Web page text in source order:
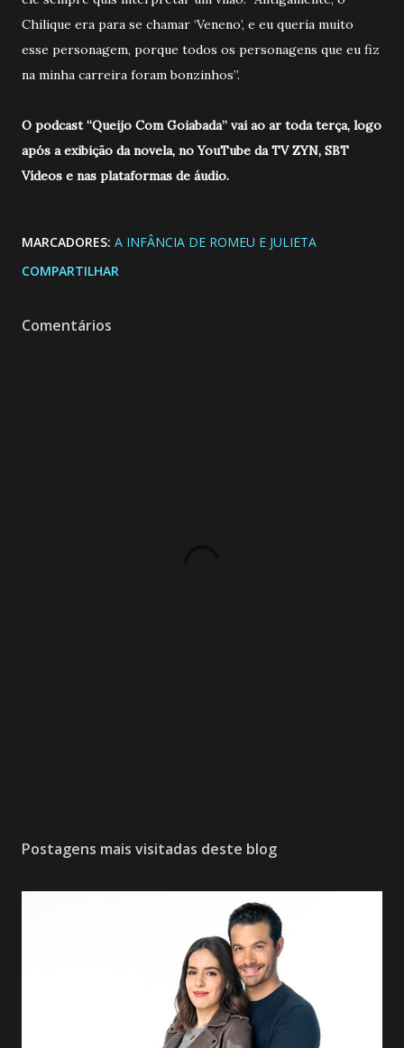
Chilique era para se chamar ‘Veneno’, e eu queria muito
esse personagem, porque todos os personagens que eu fiz
na minha carreira foram bonzinhos”.
O podcast “Queijo Com Goiabada” vai ao ar toda terça, logo
após a exibição da novela, no YouTube da TV ZYN, SBT
Vídeos e nas plataformas de áudio.
MARCADORES: A INFÂNCIA DE ROMEU E JULIETA
COMPARTILHAR
Comentários
Postagens mais visitadas deste blog